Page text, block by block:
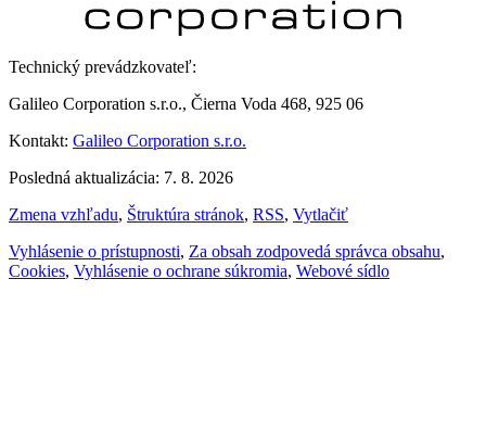
Technický prevádzkovateľ:
Galileo Corporation s.r.o., Čierna Voda 468, 925 06
Kontakt: Galileo Corporation s.r.o.
Posledná aktualizácia: 7. 8. 2026
Zmena vzhľadu, Štruktúra stránok, RSS, Vytlačiť
Vyhlásenie o prístupnosti, Za obsah zodpovedá správca obsahu,
Cookies, Vyhlásenie o ochrane súkromia, Webové sídlo